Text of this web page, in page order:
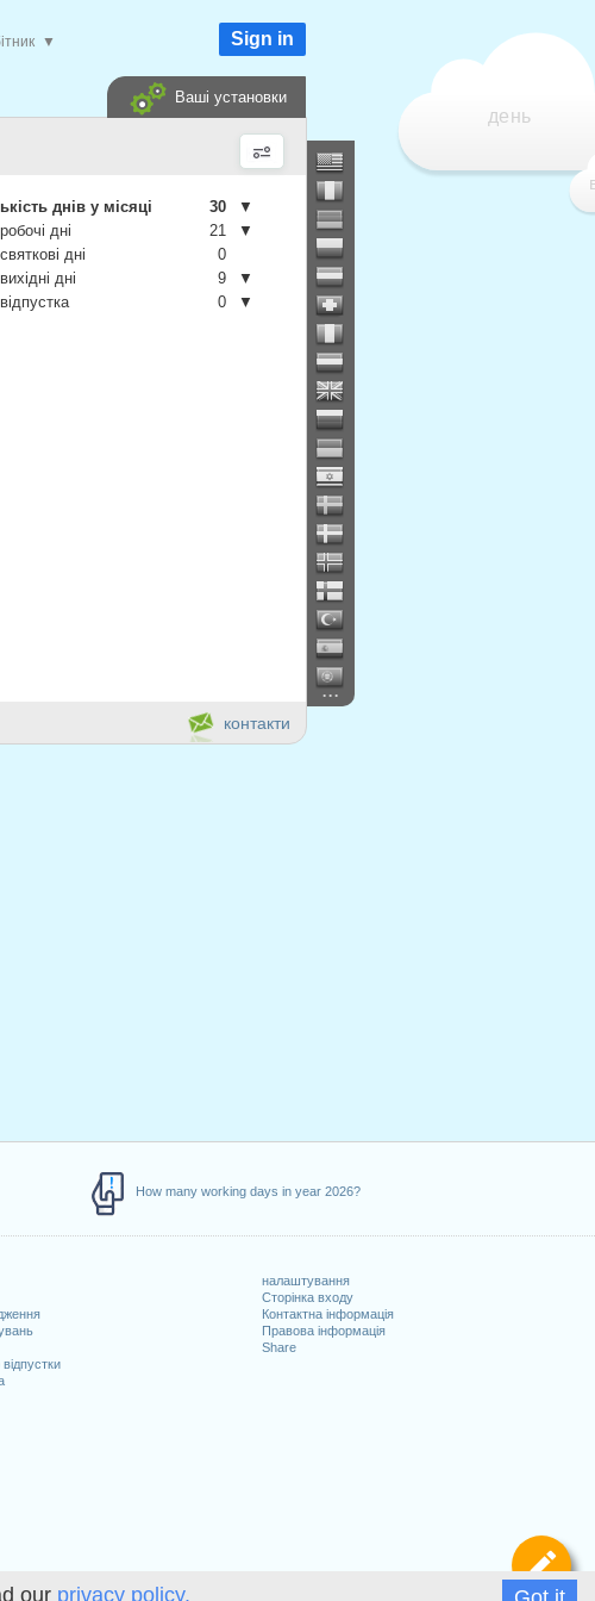
our privacy policy.
How many working days in year 2026?
налаштування
Сторінка входу
Контактна інформація
Правова інформація
Share
день
▼ Sign in
Ваші установки
...
контакти
днів у місяці 30
▼
робочі дні
21
▼
святкові дні
0
вихідні дні
9
▼
відпустка
0 ▼